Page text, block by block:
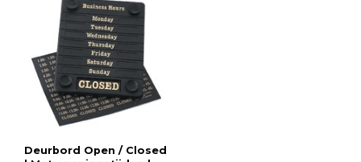
Deurbord Open / Closed